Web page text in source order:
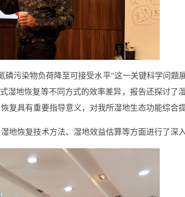
污染物负荷降至可接受水平”这一关键科学问题
地恢复等不同方式的效率差异，报告还探讨了
复具有重要指导意义，对我所湿地生态功能综合
地恢复技术方法、湿地效益估算等方面进行了深